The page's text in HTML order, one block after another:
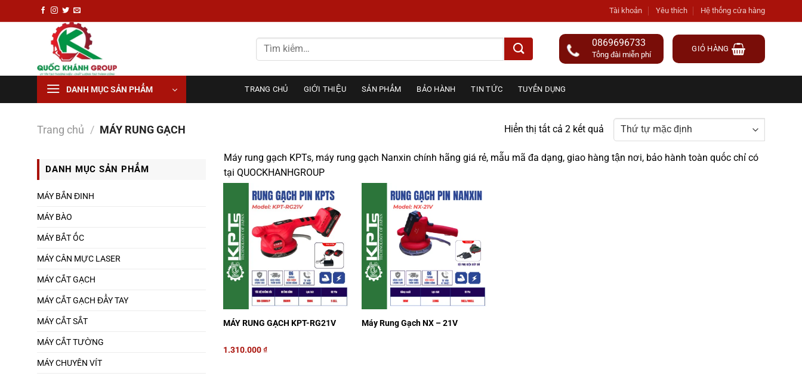
đến
Tài khoản Yêu thích Hệ thống cửa hàng
Tìm
kiếm:
0869696733
Tổng đài miễn phí
GIỎ HÀNG
DANH MỤC SẢN PHẨM TRANG CHỦ GIỚI THIỆU SẢN PHẨM BẢO HÀNH TIN TỨC TUYỂN DỤNG
Trang chủ / MÁY RUNG GẠCH Hiển thị tất cả 2 kết quả
DANH MỤC SẢN PHẨM
MÁY BẮN ĐINH
MÁY BÀO
MÁY BẮT ỐC
MÁY CÂN MỰC LASER
MÁY CẮT GẠCH
MÁY CẮT GẠCH ĐẨY TAY
MÁY CẮT SẮT
MÁY CẮT TƯỜNG
MÁY CHUYÊN VÍT
Máy rung gạch KPTs, máy rung gạch Nanxin chính hãng giá rẻ, mẫu mã đa dạng, giao hàng tận nơi, bảo hành toàn quốc chỉ có
tại QUOCKHANHGROUP
MÁY RUNG GẠCH KPT-RG21V
1.310.000₫
Máy Rung Gạch NX – 21V